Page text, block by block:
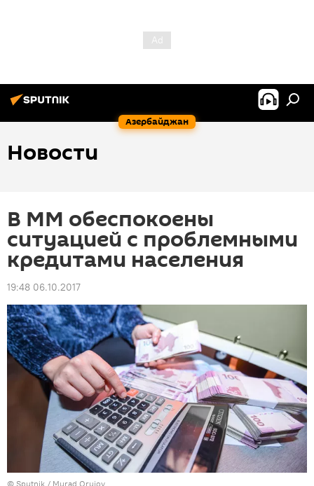
Азербайджан
Новости
В ММ обеспокоены
ситуацией с проблемными
кредитами населения
19:48 06.10.2017
© Sputnik / Murad Orujov